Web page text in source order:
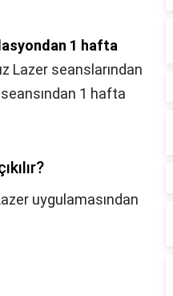
1 hafta
Lazer seanslarından
1 hafta
uygulamasından